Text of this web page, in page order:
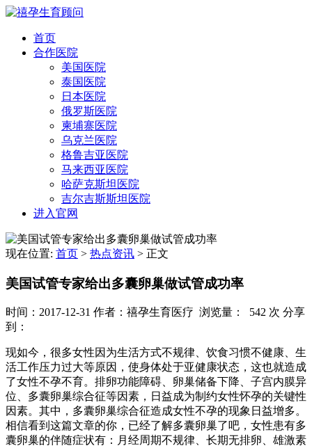
首页
合作医院
美国医院
泰国医院
日本医院
俄罗斯医院
柬埔寨医院
乌克兰医院
格鲁吉亚医院
马来西亚医院
哈萨克斯坦医院
吉尔吉斯斯坦医院
进入官网
现在位置: 首页 > 热点资讯 > 正文
美国试管专家给出多囊卵巢做试管成功率
时间：2017-12-31 作者：禧孕生育医疗 浏览量： 542 次 分享
到：
现如今，很多女性因为生活方式不规律、饮食习惯不健康、生
活工作压力过大等原因，使身体处于亚健康状态，这也就造成
了女性不孕不育。排卵功能障碍、卵巢储备下降、子宫内膜异
位、多囊卵巢综合征等因素，日益成为制约女性怀孕的关键性
因素。其中，多囊卵巢综合征造成女性不孕的现象日益增多。
相信看到这篇文章的你，已经了解多囊卵巢了吧，女性患有多
囊卵巢的伴随症状有：月经周期不规律、长期无排卵、雄激素